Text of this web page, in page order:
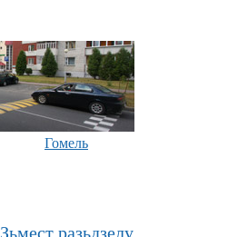
Гомель
Зьмест разьдзелу